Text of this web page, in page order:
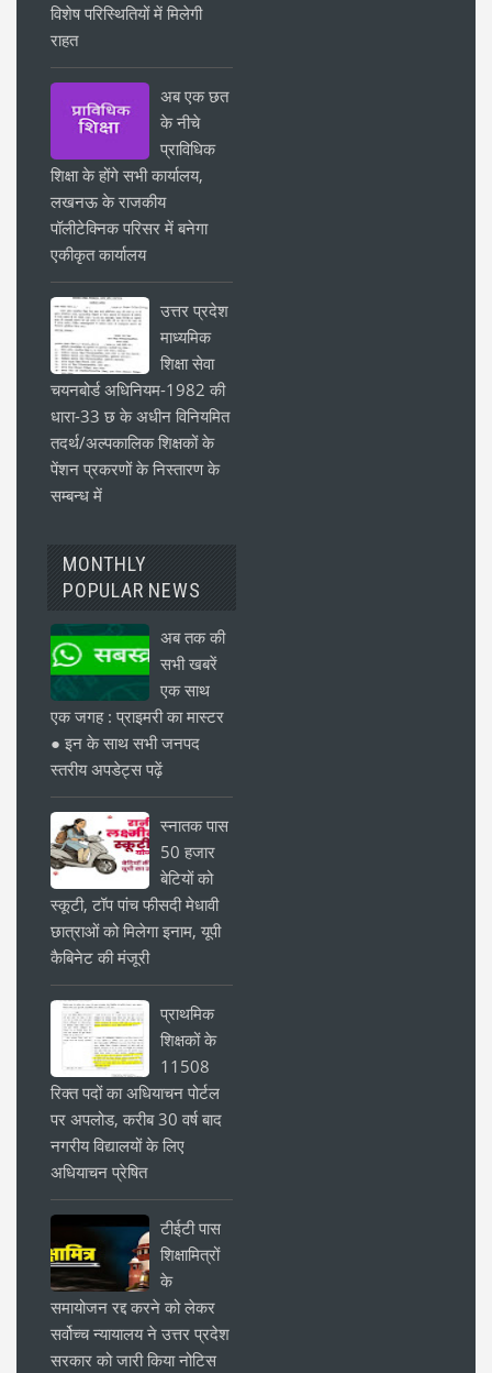
विशेष परिस्थितियों में मिलेगी
राहत
अब एक छत
के नीचे
प्राविधिक
शिक्षा के होंगे सभी कार्यालय,
लखनऊ के राजकीय
पॉलीटेक्निक परिसर में बनेगा
एकीकृत कार्यालय
उत्तर प्रदेश
माध्यमिक
शिक्षा सेवा
चयनबोर्ड अधिनियम-1982 की
धारा-33 छ के अधीन विनियमित
तदर्थ/अल्पकालिक शिक्षकों के
पेंशन प्रकरणों के निस्तारण के
सम्बन्ध में
MONTHLY
POPULAR NEWS
अब तक की
सभी खबरें
एक साथ
एक जगह : प्राइमरी का मास्टर
● इन के साथ सभी जनपद
स्तरीय अपडेट्स पढ़ें
स्नातक पास
50 हजार
बेटियों को
स्कूटी, टॉप पांच फीसदी मेधावी
छात्राओं को मिलेगा इनाम, यूपी
कैबिनेट की मंजूरी
प्राथमिक
शिक्षकों के
11508
रिक्त पदों का अधियाचन पोर्टल
पर अपलोड, करीब 30 वर्ष बाद
नगरीय विद्यालयों के लिए
अधियाचन प्रेषित
टीईटी पास
शिक्षामित्रों
के
समायोजन रद्द करने को लेकर
सर्वोच्च न्यायालय ने उत्तर प्रदेश
सरकार को जारी किया नोटिस